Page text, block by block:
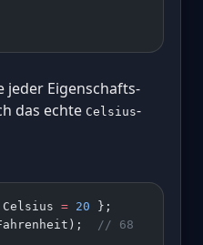
jeder Eigenschafts-
das echte Celsius-
= 20 };
// 68